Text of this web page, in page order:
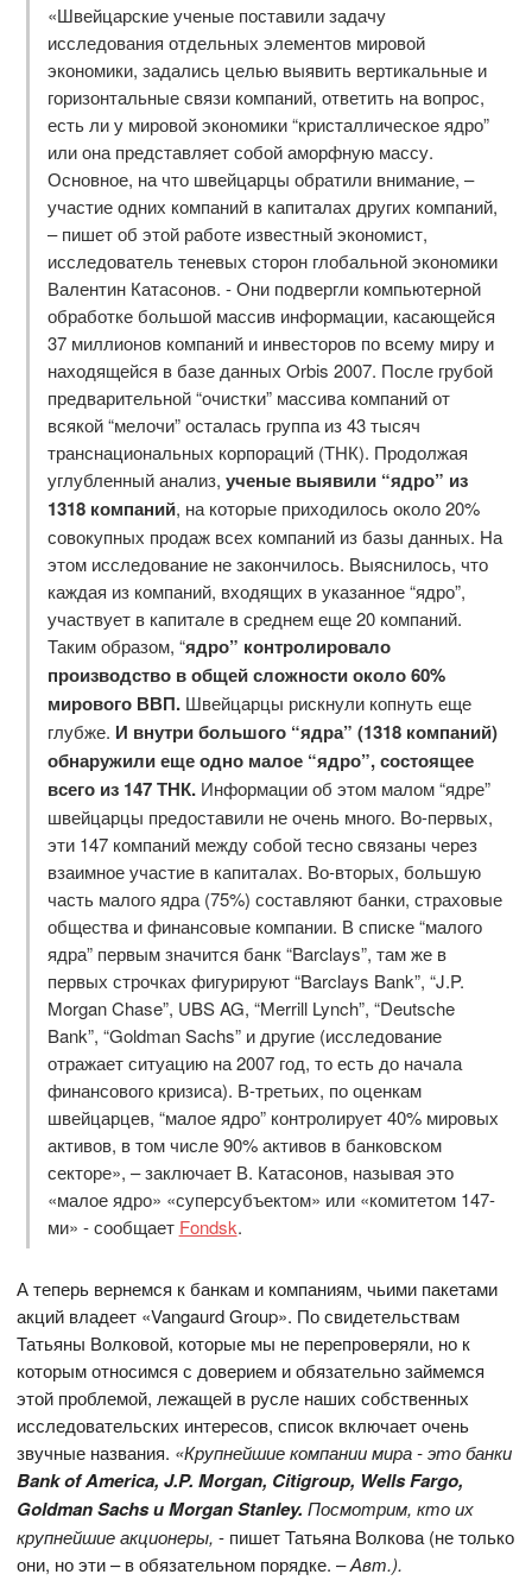
«Швейцарские ученые поставили задачу
исследования отдельных элементов мировой
экономики, задались целью выявить вертикальные и
горизонтальные связи компаний, ответить на вопрос,
есть ли у мировой экономики “кристаллическое ядро”
или она представляет собой аморфную массу.
Основное, на что швейцарцы обратили внимание, –
участие одних компаний в капиталах других компаний,
– пишет об этой работе известный экономист,
исследователь теневых сторон глобальной экономики
Валентин Катасонов. - Они подвергли компьютерной
обработке большой массив информации, касающейся
37 миллионов компаний и инвесторов по всему миру и
находящейся в базе данных Orbis 2007. После грубой
предварительной “очистки” массива компаний от
всякой “мелочи” осталась группа из 43 тысяч
транснациональных корпораций (ТНК). Продолжая
углубленный анализ, ученые выявили “ядро” из
1318 компаний, на которые приходилось около 20%
совокупных продаж всех компаний из базы данных. На
этом исследование не закончилось. Выяснилось, что
каждая из компаний, входящих в указанное “ядро”,
участвует в капитале в среднем еще 20 компаний.
Таким образом, “ядро” контролировало
производство в общей сложности около 60%
мирового ВВП. Швейцарцы рискнули копнуть еще
глубже. И внутри большого “ядра” (1318 компаний)
обнаружили еще одно малое “ядро”, состоящее
всего из 147 ТНК.Информации об этом малом “ядре”
швейцарцы предоставили не очень много. Во-первых,
эти 147 компаний между собой тесно связаны через
взаимное участие в капиталах. Во-вторых, большую
часть малого ядра (75%) составляют банки, страховые
общества и финансовые компании. В списке “малого
ядра” первым значится банк “Barclays”, там же в
первых строчках фигурируют “Barclays Bank”, “J.P.
Morgan Chase”, UBS AG, “Merrill Lynch”, “Deutsche
Bank”, “Goldman Sachs” и другие (исследование
отражает ситуацию на 2007 год, то есть до начала
финансового кризиса). В-третьих, по оценкам
швейцарцев, “малое ядро” контролирует 40% мировых
активов, в том числе 90% активов в банковском
секторе», – заключает В. Катасонов, называя это
«малое ядро» «суперсубъектом» или «комитетом 147-
ми» - сообщает Fondsk.
А теперь вернемся к банкам и компаниям, чьими пакетами
акций владеет «Vangaurd Group». По свидетельствам
Татьяны Волковой, которые мы не перепроверяли, но к
которым относимся с доверием и обязательно займемся
этой проблемой, лежащей в русле наших собственных
исследовательских интересов, список включает очень
звучные названия. «Крупнейшие компании мира - это банки
BankofAmerica,J.P.Morgan, Citigroup, WellsFargo,
GoldmanSachsиMorganStanley. Посмотрим, кто их
крупнейшие акционеры,- пишет Татьяна Волкова (не только
они, но эти – в обязательном порядке. –Авт.).